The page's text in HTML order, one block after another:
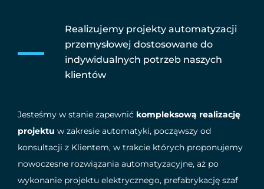
Realizujemy projekty automatyzacji
przemysłowej dostosowane do
indywidualnych potrzeb naszych
klientów
Jesteśmy w stanie zapewnić kompleksową realizację
projektu w zakresie automatyki, począwszy od
konsultacji z Klientem, w trakcie których proponujemy
nowoczesne rozwiązania automatyzacyjne, aż po
wykonanie projektu elektrycznego, prefabrykację szaf